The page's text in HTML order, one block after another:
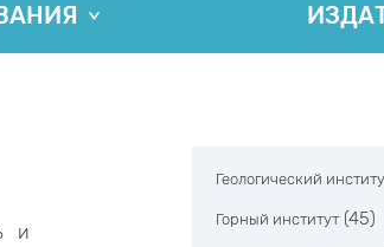
и
Геологический
Горный институт (45)